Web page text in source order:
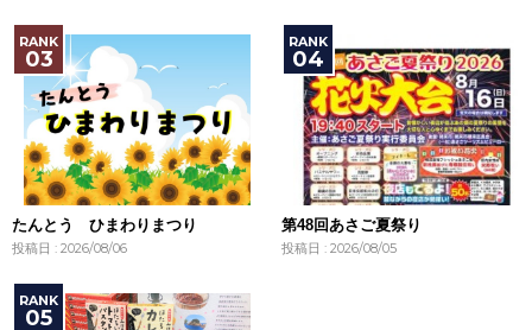
たんとう ひまわりまつり
投稿日 : 2026/08/06
第48回あさご夏祭り
投稿日 : 2026/08/05